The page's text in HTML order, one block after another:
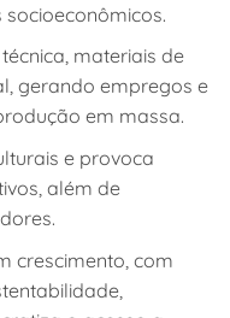
materiais de
gerando empregos e
em massa.
e provoca
além de
crescimento, com